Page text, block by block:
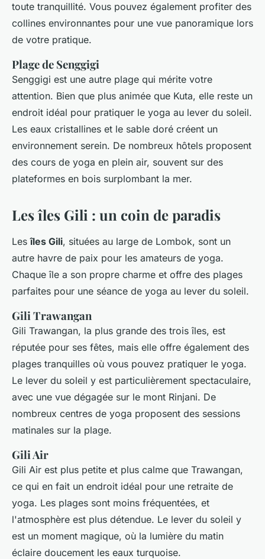
toute tranquillité. Vous pouvez également profiter des
collines environnantes pour une vue panoramique lors
de votre pratique.
Plage de Senggigi
Senggigi est une autre plage qui mérite votre
attention. Bien que plus animée que Kuta, elle reste un
endroit idéal pour pratiquer le yoga au lever du soleil.
Les eaux cristallines et le sable doré créent un
environnement serein. De nombreux hôtels proposent
des cours de yoga en plein air, souvent sur des
plateformes en bois surplombant la mer.
Les îles Gili : un coin de paradis
Lesîles Gili, situées au large de Lombok, sont un
autre havre de paix pour les amateurs de yoga.
Chaque île a son propre charme et offre des plages
parfaites pour une séance de yoga au lever du soleil.
Gili Trawangan
Gili Trawangan, la plus grande des trois îles, est
réputée pour ses fêtes, mais elle offre également des
plages tranquilles où vous pouvez pratiquer le yoga.
Le lever du soleil y est particulièrement spectaculaire,
avec une vue dégagée sur le mont Rinjani. De
nombreux centres de yoga proposent des sessions
matinales sur la plage.
Gili Air
Gili Air est plus petite et plus calme que Trawangan,
ce qui en fait un endroit idéal pour une retraite de
yoga. Les plages sont moins fréquentées, et
l'atmosphère est plus détendue. Le lever du soleil y
est un moment magique, où la lumière du matin
éclaire doucement les eaux turquoise.